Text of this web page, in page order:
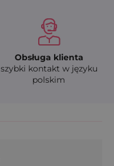
Obsługa klienta
szybki kontakt w języku
polskim